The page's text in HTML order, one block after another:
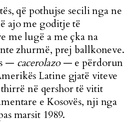
që pothujse secili nga ne
ajo me goditje të
me lugë a me çka na
zhurmë, prej ballkoneve.
— cacerolazo — e përdorun
Latine gjatë viteve
thirrë në qershor të vitit
e Kosovës, nji nga
marsit 1989.